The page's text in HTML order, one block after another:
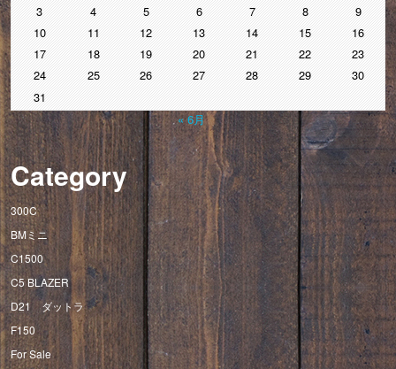
3
4 5 6 7 8
9
10
11 12 13 14 15
16
17
18 19 20 21 22
23
24
25 26 27 28 29
30
31
« 6月
Category
300C
BMミニ
C1500
C5 BLAZER
D21 ダットラ
F150
For Sale